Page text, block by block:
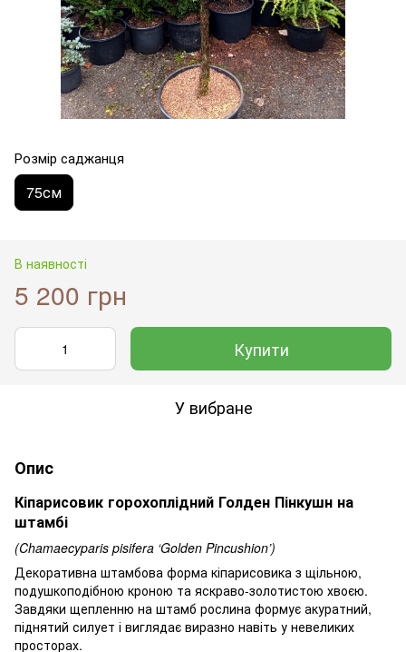
Розмір саджанця
75см
В наявності
5 200 грн
Купити
У вибране
Опис
Кіпарисовик горохоплідний Голден Пінкушн на
штамбі
(Chamaecyparis pisifera ‘Golden Pincushion’)
Декоративна штамбова форма кіпарисовика з щільною,
подушкоподібною кроною та яскраво-золотистою хвоєю.
Завдяки щепленню на штамб рослина формує акуратний,
піднятий силует і виглядає виразно навіть у невеликих
просторах.